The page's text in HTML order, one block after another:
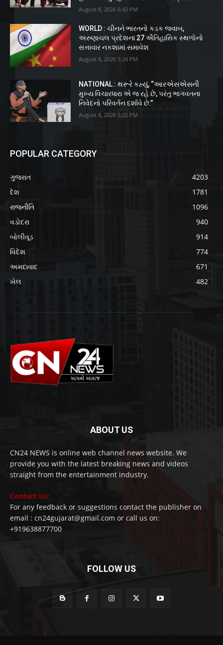
August 8, 2026 6:42 PM
WORLD : ચીનને ભારતનો કડક જવાબ,
અરુણાચલ પ્રદેશના 27 ઐતિહાસિક સ્થળોનો
સત્તાવાર નકશામાં સમાવેશ
August 8, 2026 5:24 PM
NATIONAL : થરૂરે કહ્યું, “આરએસએસની
મુખ્ય વિચારધારા એ જ રહે છે, પરંતુ ભાગવતના
નિવેદનો પરિવર્તન દર્શાવે છે.”
August 8, 2026 5:05 PM
POPULAR CATEGORY
ગુજરાત
4203
દેશ
1781
રાજનીતિ
1096
વડોદરા
940
બોલીવૂડ
914
વિદેશ
774
અમદાવાદ
671
ખેલ
482
ABOUT US
CN24 NEWS is online web channel news website. We
provide you with the latest breaking news and videos
straight from the entertainment industry.
Contact Us:
For any feedback or suggestions contact the publisher on
email : cn24gujarat@gmail.com or call us on:
+919638877700
FOLLOW US